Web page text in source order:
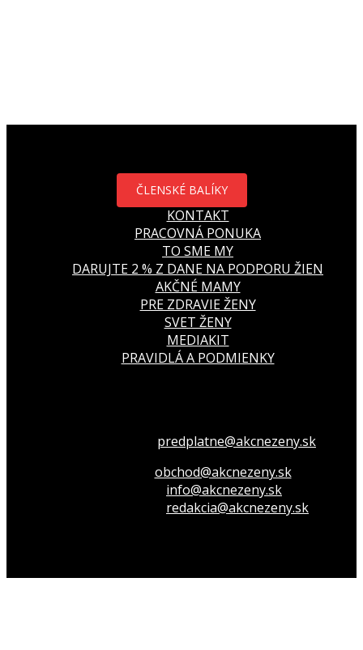
ČLENSKÉ BALÍKY
KONTAKT
PRACOVNÁ PONUKA
TO SME MY
DARUJTE 2 % Z DANE NA PODPORU ŽIEN
AKČNÉ MAMY
PRE ZDRAVIE ŽENY
SVET ŽENY
MEDIAKIT
PRAVIDLÁ A PODMIENKY
predplatne@akcnezeny.sk
obchod@akcnezeny.sk
info@akcnezeny.sk
redakcia@akcnezeny.sk